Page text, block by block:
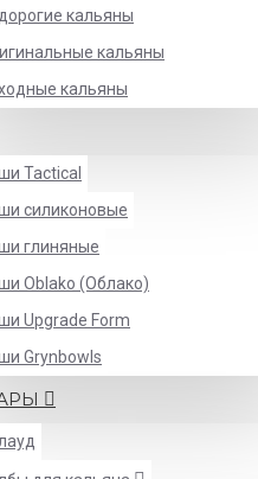
кальяны
кальяны
кальяны
Tactical
силиконовые
глиняные
Oblako (Облако)
Upgrade Form
Grynbowls